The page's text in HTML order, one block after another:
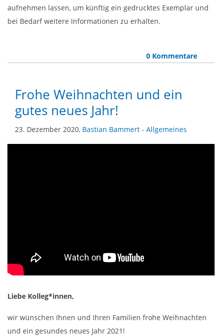
aufnehmen lassen, um künftig ein gedrucktes Exemplar und
bei Bedarf weitere Informationen zu erhalten.
0 Kommentare
Frohe Weihnachten und ein
gutes neues Jahr!
23. Dezember 2020, Bastian Bammert - Allgemeines
Liebe Kolleg*innen,
wir wünschen Ihnen und Ihren Familien frohe Weihnachten
und ein gesundes neues Jahr 2021!